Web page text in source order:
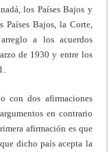
los Países Bajos y
Bajos, la Corte,
a los acuerdos
de 1930 y entre los
con dos afirmaciones
en contrario
afirmación es que
dicho país acepta la